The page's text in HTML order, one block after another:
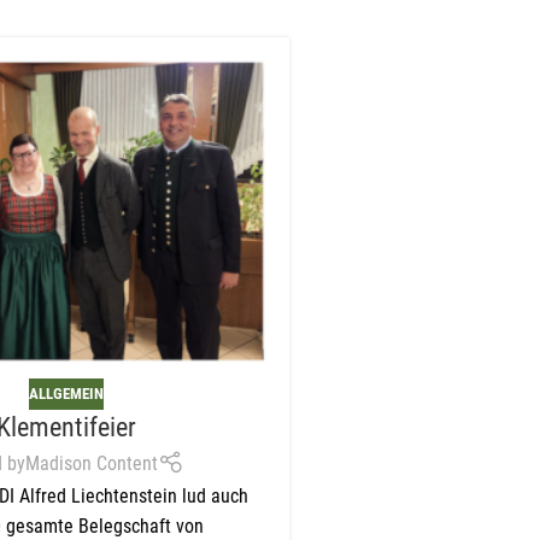
ALLGEMEIN
byMadison Content
Alfred Liechtenstein lud auch
gesamte Belegschaft von